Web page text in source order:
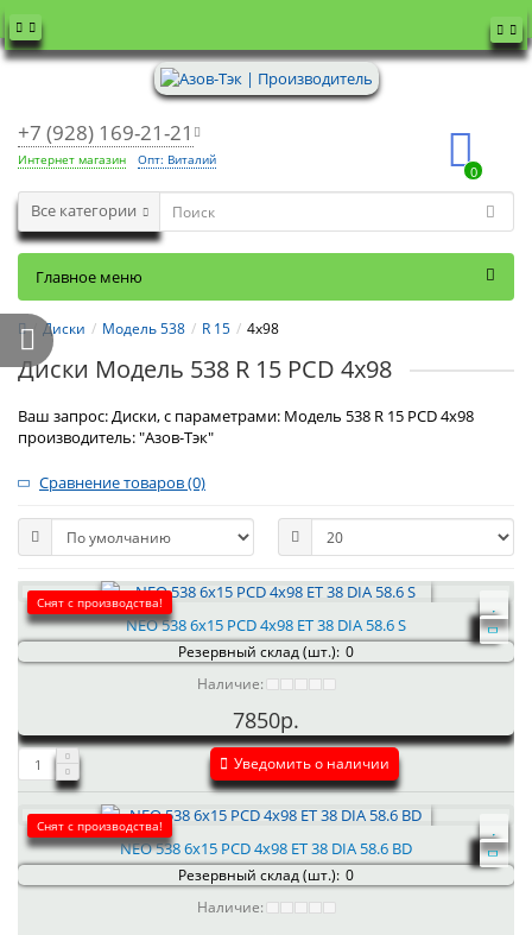
+7 (928) 169-21-21
Интернет магазин Опт: Виталий
0
Все категории
Главное меню
Диски Модель 538 R 15 4x98
Диски Модель 538 R 15 PCD 4x98
Ваш запрос: Диски, с параметрами: Модель 538 R 15 PCD 4x98
производитель: "Азов-Тэк"
Сравнение товаров (0)
Снят с производства!
NEO 538 6x15 PCD 4x98 ET 38 DIA 58.6 S
Резервный склад (шт.): 0
Наличие:
7850р.
Уведомить о наличии
Снят с производства!
NEO 538 6x15 PCD 4x98 ET 38 DIA 58.6 BD
Резервный склад (шт.): 0
Наличие: